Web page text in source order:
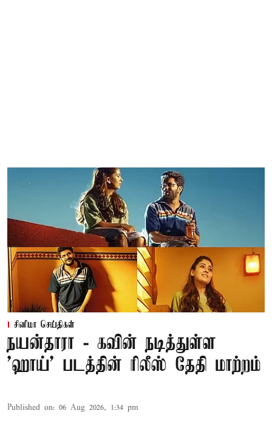
சினிமா செய்திகள்
நயன்தாரா - கவின் நடித்துள்ள
'ஹாய்' படத்தின் ரிலீஸ் தேதி மாற்றம்
Published on: 06 Aug 2026, 1:34 pm